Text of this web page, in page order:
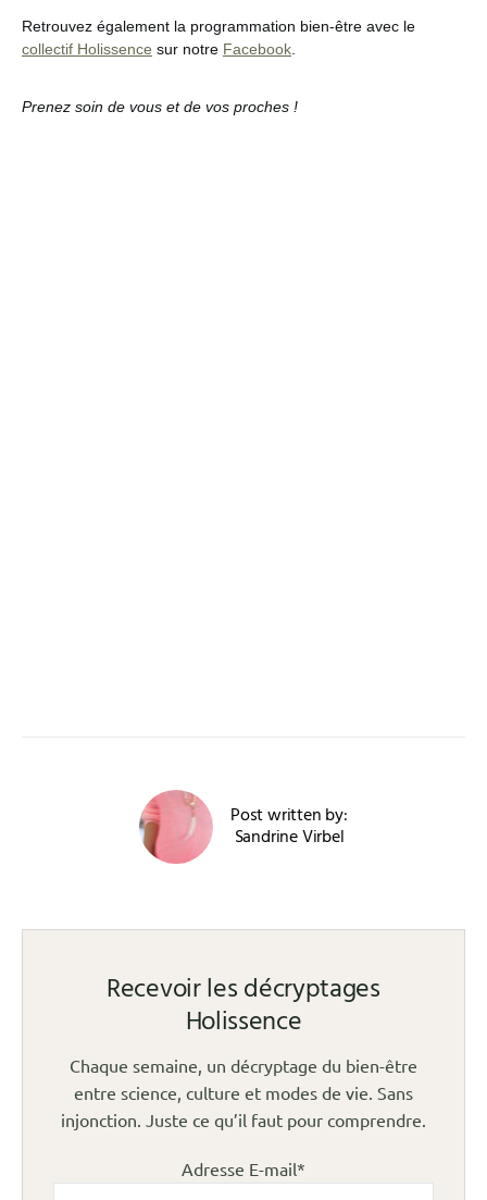
Retrouvez également la programmation bien-être avec le
collectif Holissence sur notre Facebook
Prenez soin de vous et de vos proches !
Post written by:
Sandrine Virbel
Recevoir les décryptages
Holissence
Chaque semaine, un décryptage du bien-être
entre science, culture et modes de vie. Sans
injonction. Juste ce qu’il faut pour comprendre.
Adresse E-mail*